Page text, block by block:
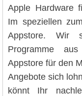
Apple Hardware
Im speziellen
Appstore. Wir
Programme
Appstore für den
Angebote sich
könnt Ihr